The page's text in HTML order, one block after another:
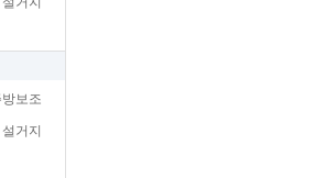
방보조
설거지